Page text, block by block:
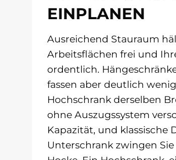
EINPLANEN
Ausreichend Stauraum
Arbeitsflächen frei und
ordentlich.
fassen aber deutlich
Hochschrank derselben
ohne Auszugssystem
Kapazität, und klassische
Unterschrank zwingen